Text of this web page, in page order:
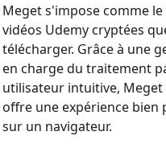
Meget s'impose comme
vidéos Udemy cryptées
télécharger. Grâce à une
en charge du traitement
utilisateur intuitive,
offre une expérience bien
sur un navigateur.